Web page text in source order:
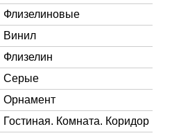
Флизелиновые
Винил
Флизелин
Серые
Орнамент
Гостиная. Комната. Коридор